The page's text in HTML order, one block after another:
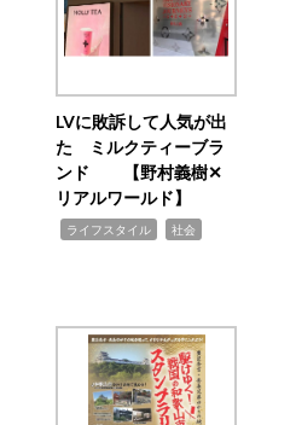
LVに敗訴して人気が出
た ミルクティーブラ
ンド 【野村義樹✕
リアルワールド】
ライフスタイル 社会